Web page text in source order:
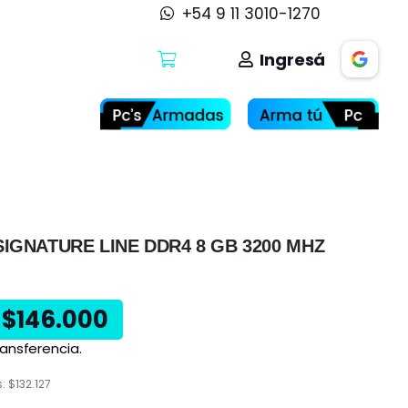
+54 9 11 3010-1270
Ingresá
LINE DDR4 8 GB 3200 MHZ
$146.000
$132.127